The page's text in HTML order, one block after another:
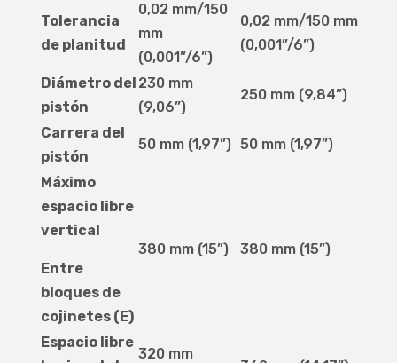
Tolerancia
de planitud
0,02 mm/150
mm
(0,001”/6”)
0,02 mm/150 mm
(0,001”/6”)
Diámetro del
pistón
230 mm
(9,06”)
250 mm (9,84”)
Carrera del
pistón
50 mm (1,97”) 50 mm (1,97”)
Máximo
espacio libre
vertical
Entre
bloques de
cojinetes (E)
380 mm (15”) 380 mm (15”)
Espacio libre
320 mm